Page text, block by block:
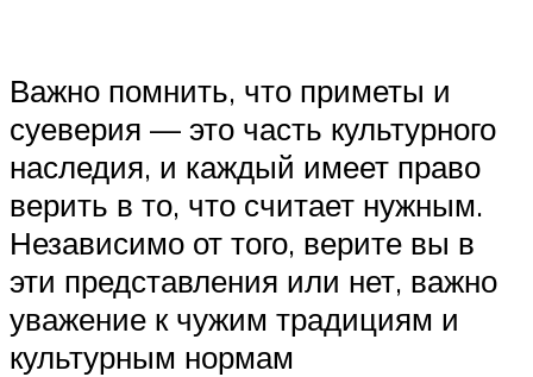
Важно помнить, что приметы и
суеверия — это часть культурного
наследия, и каждый имеет право
верить в то, что считает нужным.
Независимо от того, верите вы в
эти представления или нет, важно
уважение к чужим традициям и
культурным нормам